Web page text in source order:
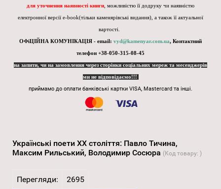
для уточнення наявності книги , можливістю її додруку чи наявністю
електронної версії e-book(тільки каменярівські видання), а також її актуальної
вартості.
ОФіЦІЙНА КОМУНІКАЦІЯ - email: vyd@kamenyar.com.ua, Контактний
телефон +38-050-315-08-45
на запити, чи на замовлення через сторінки соціальних мереж та месенджерів
ми не відповідаємо!!!
приймамо до оплати банківські картки VISA, Mastercard та інші.
Українські поети XX століття: Павло Тичина,
Максим Рильський, Володимир Сосюра (Код товару: )
Перегляди: 2695